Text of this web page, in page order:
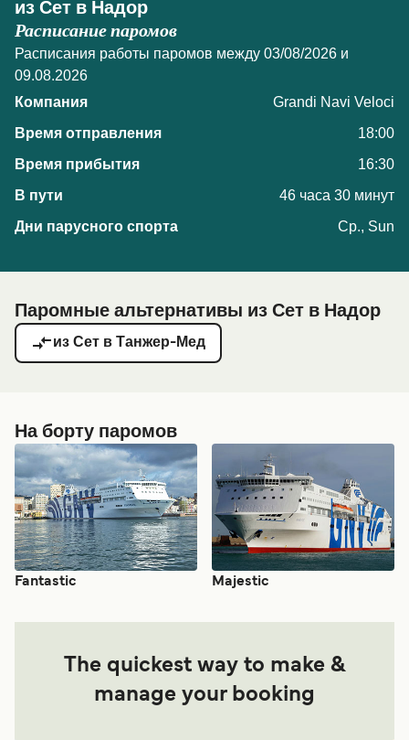
из Сет в Надор
Расписание паромов
Расписания работы паромов между 03/08/2026 и
09.08.2026
Grandi Navi Veloci
18:00
16:30
46 часа 30 минут
Ср., Sun
Паромные альтернативы из Сет в Надор
из Сет в Танжер-Мед
На борту паромов
Fantastic Majestic
The quickest way to make &
manage your booking